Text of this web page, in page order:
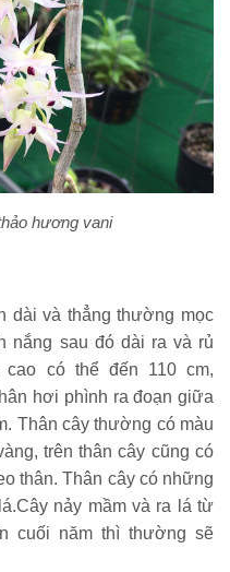
hương vani
dài và thẳng thường mọc
nắng sau đó dài ra và rủ
có thể đến 110 cm,
hơi phình ra đoạn giữa
Thân cây thường có màu
trên thân cây cũng có
thân. Thân cây có những
nảy mầm và ra lá từ
cuối năm thì thường sẽ